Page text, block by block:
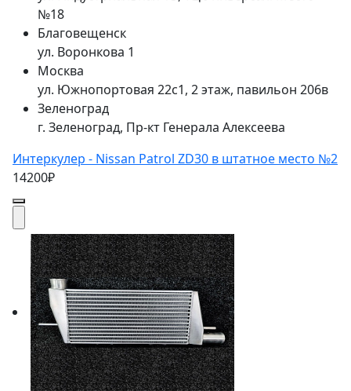
№18
Благовещенск
ул. Воронкова 1
Москва
ул. Южнопортовая 22с1, 2 этаж, павильон 206в
Зеленоград
г. Зеленоград, Пр-кт Генерала Алексеева
Интеркулер - Nissan Patrol ZD30 в штатное место №2
14200₽